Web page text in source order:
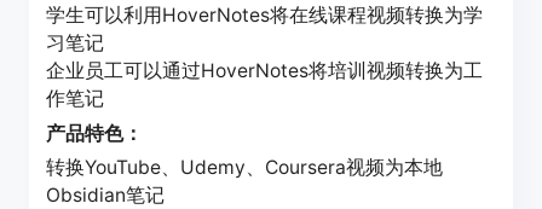
学生可以利用HoverNotes将在线课程视频转换为学
习笔记
企业员工可以通过HoverNotes将培训视频转换为工
作笔记
产品特色：
转换YouTube、Udemy、Coursera视频为本地
Obsidian笔记